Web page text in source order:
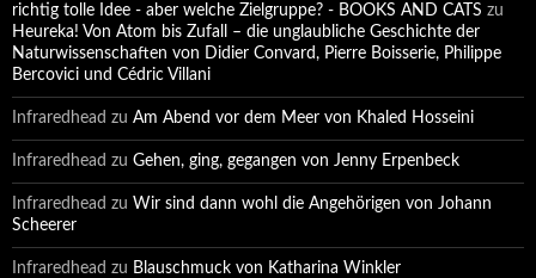
richtig tolle Idee - aber welche Zielgruppe? - BOOKS AND CATS zu
Heureka! Von Atom bis Zufall – die unglaubliche Geschichte der
Naturwissenschaften von Didier Convard, Pierre Boisserie, Philippe
Bercovici und Cédric Villani
Infraredhead zu Am Abend vor dem Meer von Khaled Hosseini
Infraredhead zu Gehen, ging, gegangen von Jenny Erpenbeck
Infraredhead zu Wir sind dann wohl die Angehörigen von Johann
Scheerer
Infraredhead zu Blauschmuck von Katharina Winkler